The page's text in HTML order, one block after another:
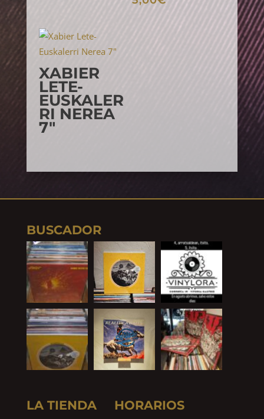
XABIER
LETE-
EUSKALER
RI NEREA
7″
BUSCADOR
LA TIENDA HORARIOS